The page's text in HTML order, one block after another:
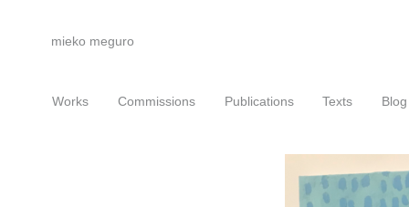
mieko meguro
Works Commissions Publications Texts Blog